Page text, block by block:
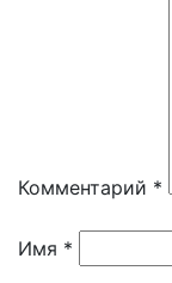
Комментарий *
Имя *